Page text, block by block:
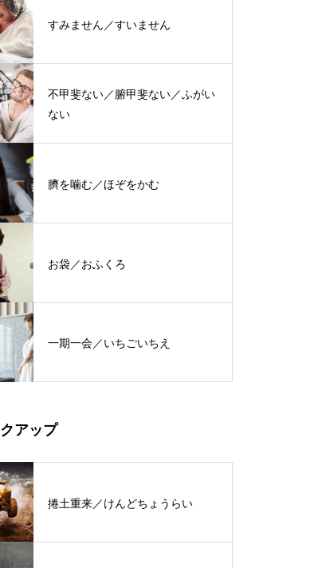
すみません／すいません
不甲斐ない／腑甲斐ない／ふがい
ない
臍を噛む／ほぞをかむ
お袋／おふくろ
一期一会／いちごいちえ
アップ
捲土重来／けんどちょうらい